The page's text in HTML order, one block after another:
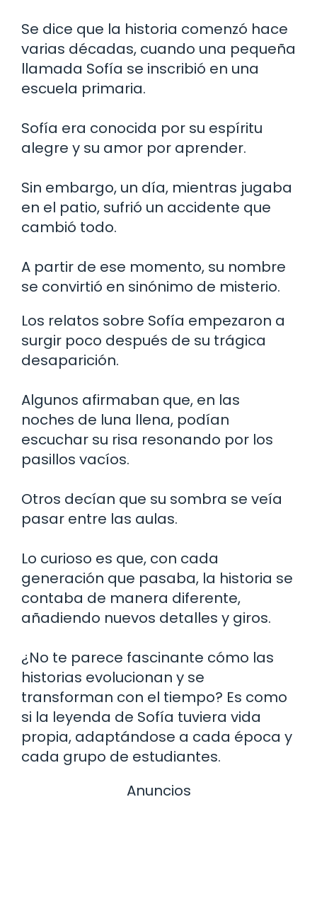
Se dice que la historia comenzó hace
varias décadas, cuando una pequeña
llamada Sofía se inscribió en una
escuela primaria.
Sofía era conocida por su espíritu
alegre y su amor por aprender.
Sin embargo, un día, mientras jugaba
en el patio, sufrió un accidente que
cambió todo.
A partir de ese momento, su nombre
se convirtió en sinónimo de misterio.
Los relatos sobre Sofía empezaron a
surgir poco después de su trágica
desaparición.
Algunos afirmaban que, en las
noches de luna llena, podían
escuchar su risa resonando por los
pasillos vacíos.
Otros decían que su sombra se veía
pasar entre las aulas.
Lo curioso es que, con cada
generación que pasaba, la historia se
contaba de manera diferente,
añadiendo nuevos detalles y giros.
¿No te parece fascinante cómo las
historias evolucionan y se
transforman con el tiempo? Es como
si la leyenda de Sofía tuviera vida
propia, adaptándose a cada época y
cada grupo de estudiantes.
Anuncios